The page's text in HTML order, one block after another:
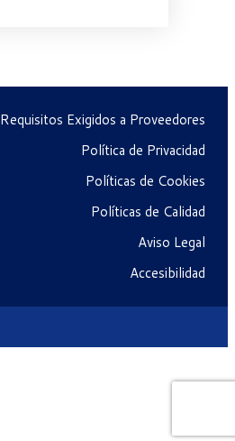
Requisitos Exigidos a Proveedores
Política de Privacidad
Políticas de Cookies
Políticas de Calidad
Aviso Legal
Accesibilidad